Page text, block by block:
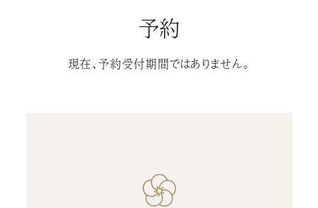
予約
現在、予約受付期間ではありません。